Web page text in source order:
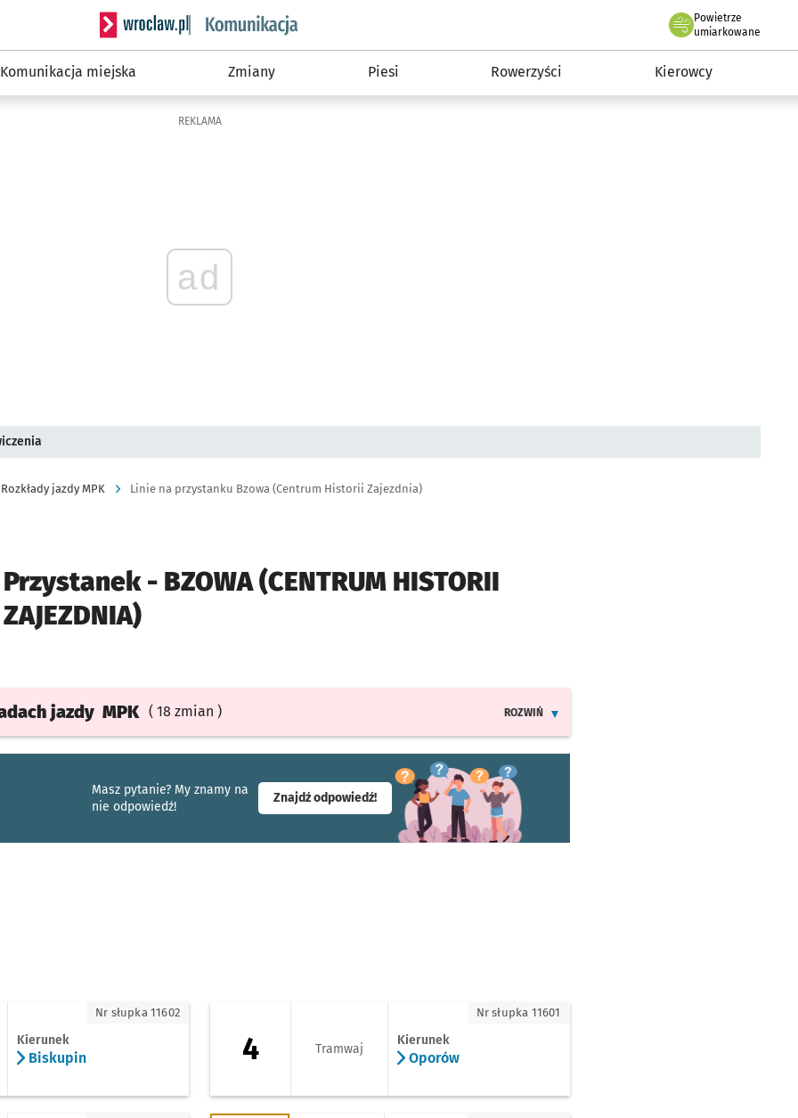
Serwis informacyjny wroclaw.pl podserwis: Komunikacja
Powietrze
we Wrocławiu
umiarkowane
Komunikacja miejska Zmiany Piesi Rowerzyści Kierowcy
REKLAMA
ad
Rozkłady jazdy MPK Linie na przystanku Bzowa (Centrum Historii Zajezdnia)
Przystanek - BZOWA (CENTRUM HISTORII
ZAJEZDNIA)
jazdy MPK ( 18 zmian )
ROZWIŃ
Masz pytanie? My znamy na
nie odpowiedź!
Znajdź odpowiedź!- otworzy się w nowej karcie
Kierunek
Biskupin
Nr słupka 11602
4 Tramwaj
Kierunek
Oporów
Nr słupka 11601